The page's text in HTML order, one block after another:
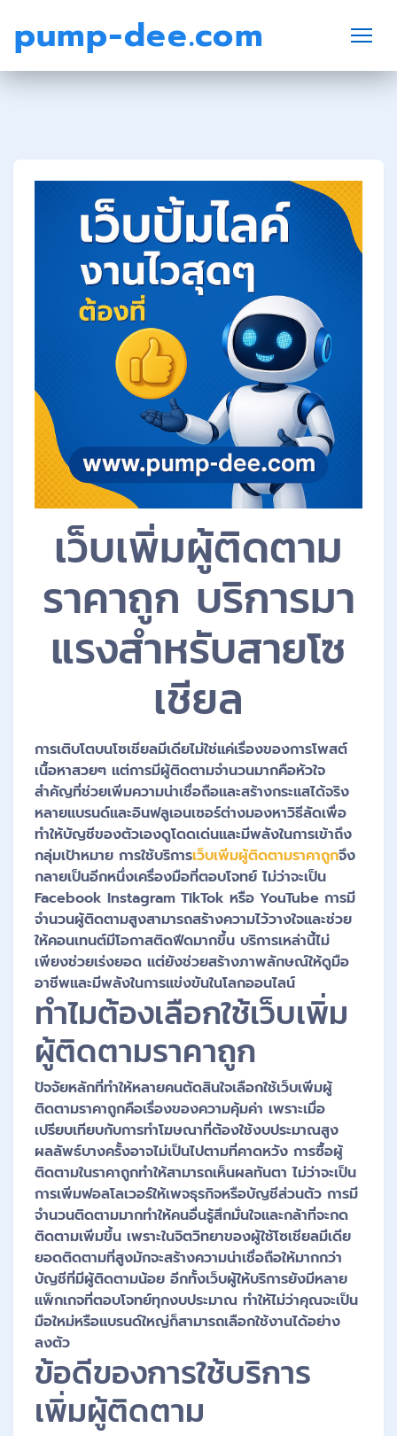
pump-dee.com
เว็บเพิ่มผู้ติดตาม
ราคาถูก บริการมา
แรงสำหรับสายโซ
เชียล
การเติบโตบนโซเชียลมีเดียไม่ใช่แค่เรื่องของการโพสต์
เนื้อหาสวยๆ แต่การมีผู้ติดตามจำนวนมากคือหัวใจ
สำคัญที่ช่วยเพิ่มความน่าเชื่อถือและสร้างกระแสได้จริง
หลายแบรนด์และอินฟลูเอนเซอร์ต่างมองหาวิธีลัดเพื่อ
ทำให้บัญชีของตัวเองดูโดดเด่นและมีพลังในการเข้าถึง
กลุ่มเป้าหมาย การใช้บริการเว็บเพิ่มผู้ติดตามราคาถูกจึง
กลายเป็นอีกหนึ่งเครื่องมือที่ตอบโจทย์ ไม่ว่าจะเป็น
Facebook Instagram TikTok หรือ YouTube การมี
จำนวนผู้ติดตามสูงสามารถสร้างความไว้วางใจและช่วย
ให้คอนเทนต์มีโอกาสติดฟีดมากขึ้น บริการเหล่านี้ไม่
เพียงช่วยเร่งยอด แต่ยังช่วยสร้างภาพลักษณ์ให้ดูมือ
อาชีพและมีพลังในการแข่งขันในโลกออนไลน์
ทำไมต้องเลือกใช้เว็บเพิ่ม
ผู้ติดตามราคาถูก
ปัจจัยหลักที่ทำให้หลายคนตัดสินใจเลือกใช้เว็บเพิ่มผู้
ติดตามราคาถูกคือเรื่องของความคุ้มค่า เพราะเมื่อ
เปรียบเทียบกับการทำโฆษณาที่ต้องใช้งบประมาณสูง
ผลลัพธ์บางครั้งอาจไม่เป็นไปตามที่คาดหวัง การซื้อผู้
ติดตามในราคาถูกทำให้สามารถเห็นผลทันตา ไม่ว่าจะเป็น
การเพิ่มฟอลโลเวอร์ให้เพจธุรกิจหรือบัญชีส่วนตัว การมี
จำนวนติดตามมากทำให้คนอื่นรู้สึกมั่นใจและกล้าที่จะกด
ติดตามเพิ่มขึ้น เพราะในจิตวิทยาของผู้ใช้โซเชียลมีเดีย
ยอดติดตามที่สูงมักจะสร้างความน่าเชื่อถือให้มากกว่า
บัญชีที่มีผู้ติดตามน้อย อีกทั้งเว็บผู้ให้บริการยังมีหลาย
แพ็กเกจที่ตอบโจทย์ทุกงบประมาณ ทำให้ไม่ว่าคุณจะเป็น
มือใหม่หรือแบรนด์ใหญ่ก็สามารถเลือกใช้งานได้อย่าง
ลงตัว
ข้อดีของการใช้บริการ
เพิ่มผู้ติดตาม